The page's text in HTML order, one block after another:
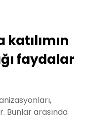
faydalar
Bunlar arasında